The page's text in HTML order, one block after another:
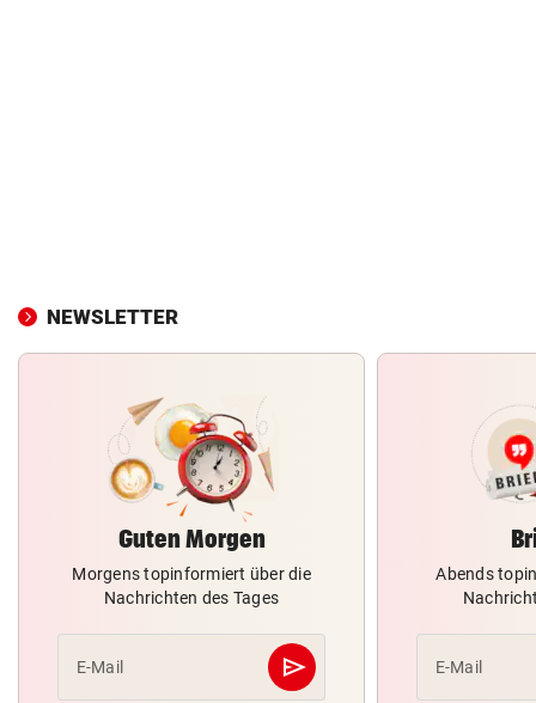
NEWSLETTER
Guten Morgen
Morgens topinformiert über die
Nachrichten des Tages
E-Mail send
Abschicken
Abends
E-Mail